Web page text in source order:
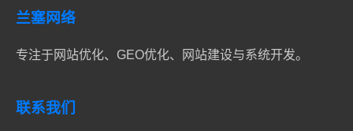
兰塞网络
专注于网站优化、GEO优化、网站建设与系统开发。
联系我们